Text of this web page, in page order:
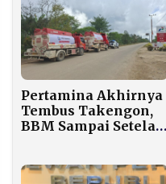
Pertamina Akhirnya
Tembus Takengon,
BBM Sampai Setelah